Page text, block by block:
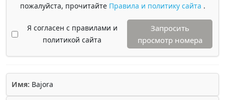
пожалуйста, прочитайте Правила и политику сайта .
Я согласен с правилами и
политикой сайта
Запросить
просмотр номера
Имя: Bajora